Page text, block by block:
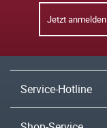
Jetzt anmelden
Service-Hotline